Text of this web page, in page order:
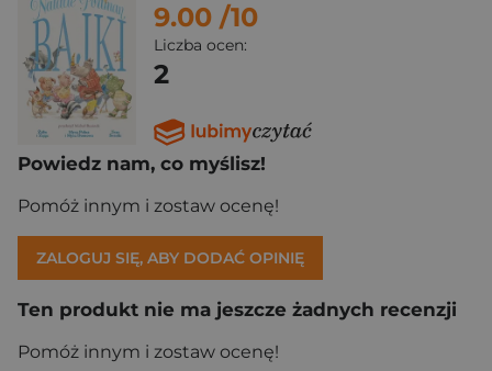
9.00 /10
Liczba ocen:
2
Powiedz nam, co myślisz!
Pomóż innym i zostaw ocenę!
ZALOGUJ SIĘ, ABY DODAĆ OPINIĘ
Ten produkt nie ma jeszcze żadnych recenzji
Pomóż innym i zostaw ocenę!